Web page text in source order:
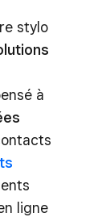
stylo
à
ligne